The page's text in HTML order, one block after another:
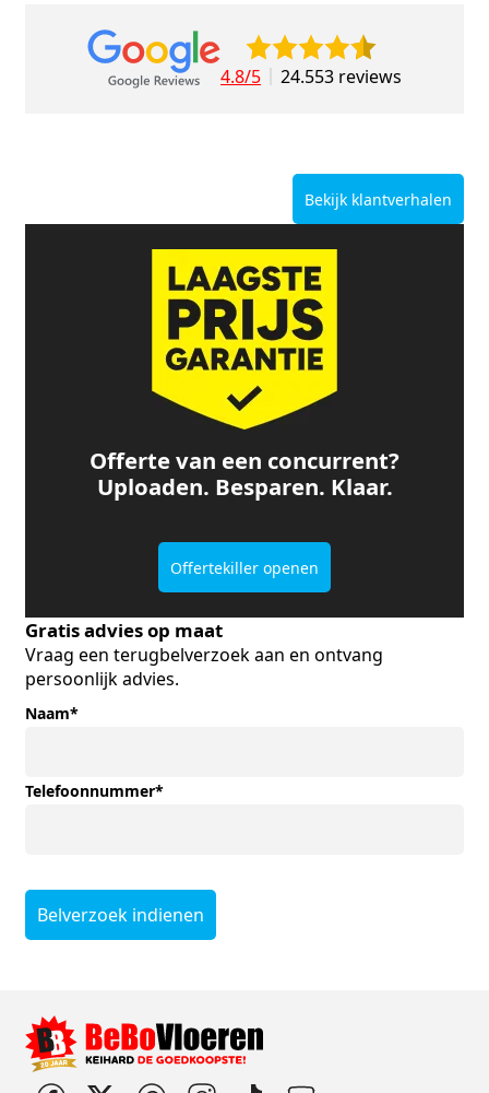
4.8/5 24.553 reviews
Bekijk klantverhalen
Offerte van een concurrent?
Uploaden. Besparen. Klaar.
Offertekiller openen
Gratis advies op maat
Vraag een terugbelverzoek aan en ontvang
persoonlijk advies.
Naam*
Telefoonnummer*
Belverzoek indienen